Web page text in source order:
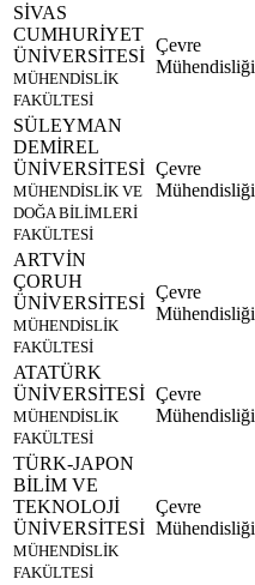
SİVAS
CUMHURİYET
ÜNİVERSİTESİ
MÜHENDİSLİK
FAKÜLTESİ
Çevre
Mühendisliği
SÜLEYMAN
DEMİREL
ÜNİVERSİTESİ
MÜHENDİSLİK VE
DOĞA BİLİMLERİ
FAKÜLTESİ
Çevre
Mühendisliği
ARTVİN
ÇORUH
ÜNİVERSİTESİ
MÜHENDİSLİK
FAKÜLTESİ
Çevre
Mühendisliği
ATATÜRK
ÜNİVERSİTESİ
MÜHENDİSLİK
FAKÜLTESİ
Çevre
Mühendisliği
TÜRK-JAPON
BİLİM VE
TEKNOLOJİ
ÜNİVERSİTESİ
MÜHENDİSLİK
FAKÜLTESİ
Çevre
Mühendisliği